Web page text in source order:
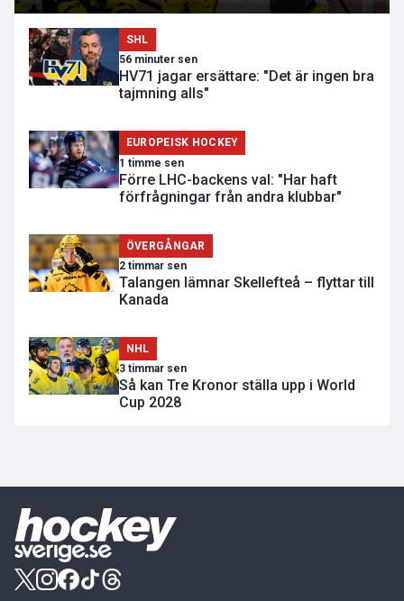
SHL
56 minuter sen
HV71 jagar ersättare: "Det är ingen bra
tajmning alls"
EUROPEISK HOCKEY
1 timme sen
Förre LHC-backens val: "Har haft
förfrågningar från andra klubbar"
ÖVERGÅNGAR
2 timmar sen
Talangen lämnar Skellefteå – flyttar till
Kanada
NHL
3 timmar sen
Så kan Tre Kronor ställa upp i World
Cup 2028